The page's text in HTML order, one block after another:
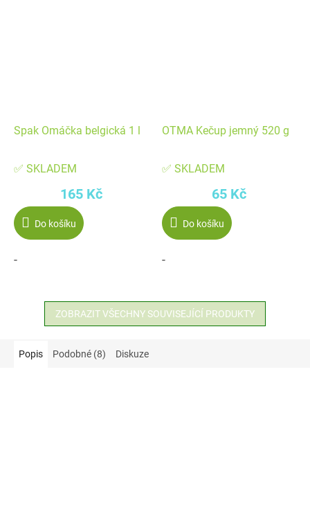
Spak Omáčka belgická 1 l
✅ SKLADEM
165 Kč
Do košíku
-
OTMA Kečup jemný 520 g
✅ SKLADEM
65 Kč
Do košíku
-
ZOBRAZIT VŠECHNY SOUVISEJÍCÍ PRODUKTY
Popis Podobné (8) Diskuze